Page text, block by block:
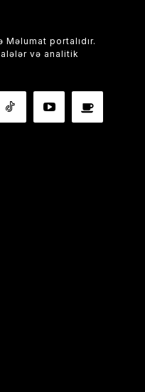
portalıdır.
və analitik